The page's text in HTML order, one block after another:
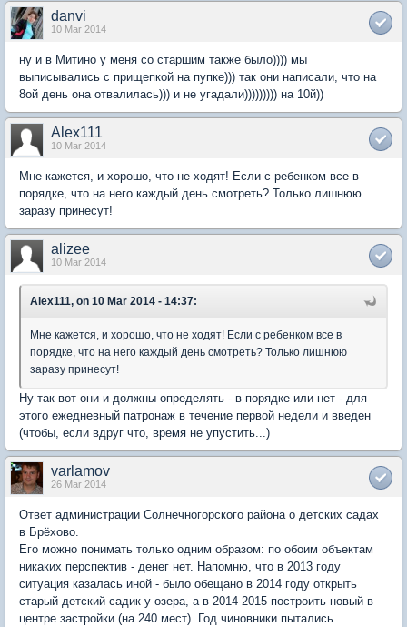
danvi
10 Mar 2014
ну и в Митино у меня со старшим также было)))) мы
выписывались с прищепкой на пупке))) так они написали, что на
8ой день она отвалилась))) и не угадали))))))))) на 10й))
Alex111
10 Mar 2014
Мне кажется, и хорошо, что не ходят! Если с ребенком все в
порядке, что на него каждый день смотреть? Только лишнюю
заразу принесут!
alizee
10 Mar 2014
Alex111, on 10 Mar 2014 - 14:37:
Мне кажется, и хорошо, что не ходят! Если с ребенком все в
порядке, что на него каждый день смотреть? Только лишнюю
заразу принесут!
Ну так вот они и должны определять - в порядке или нет - для
этого ежедневный патронаж в течение первой недели и введен
(чтобы, если вдруг что, время не упустить...)
varlamov
26 Mar 2014
Ответ администрации Солнечногорского района о детских садах
в Брёхово.
Его можно понимать только одним образом: по обоим объектам
никаких перспектив - денег нет. Напомню, что в 2013 году
ситуация казалась иной - было обещано в 2014 году открыть
старый детский садик у озера, а в 2014-2015 построить новый в
центре застройки (на 240 мест). Год чиновники пытались